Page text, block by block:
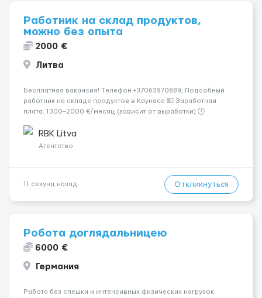
Работник на склад продуктов,
можно без опыта
2000 €
Литва
Бесплатная вакансия! Tелефон +37063970889, Подсобный
работник на складе продуктов в Каунасе 💶 Заработная
плата: 1300–2000 €/месяц (зависит от выработки) 🕒
рабочих дней в неделю (пн–сб, плавающий график) 📦
Обязанности...
RBK Litva
Агентство
11 секунд назад Откликнуться
Робота доглядальницею
6000 €
Германия
Работа без спешки и интенсивных физических нагрузок.